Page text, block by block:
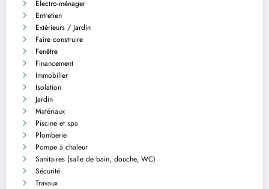
Electro-ménager
Entretien
Extérieurs / Jardin
Faire construire
Fenêtre
Financement
Immobilier
Isolation
Jardin
Matériaux
Piscine et spa
Plomberie
Pompe à chaleur
Sanitaires (salle de bain, douche, WC)
Sécurité
Travaux